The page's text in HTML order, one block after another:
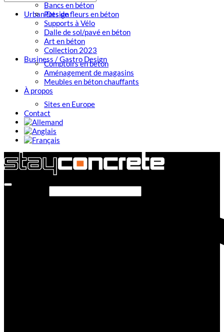
Urban Design
Bancs en béton
Pots de fleurs en béton
Supports à Vélo
Dalle de sol/pavé en béton
Art en béton
Collection 2023
Business / Gastro Design
Comptoirs en béton
Aménagement de magasins
Meubles en béton chauffants
À propos
Sites en Europe
Contact